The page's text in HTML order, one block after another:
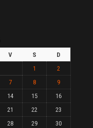
V S
D
1
2
7 8
9
14 15
16
21 22
23
28 29
30